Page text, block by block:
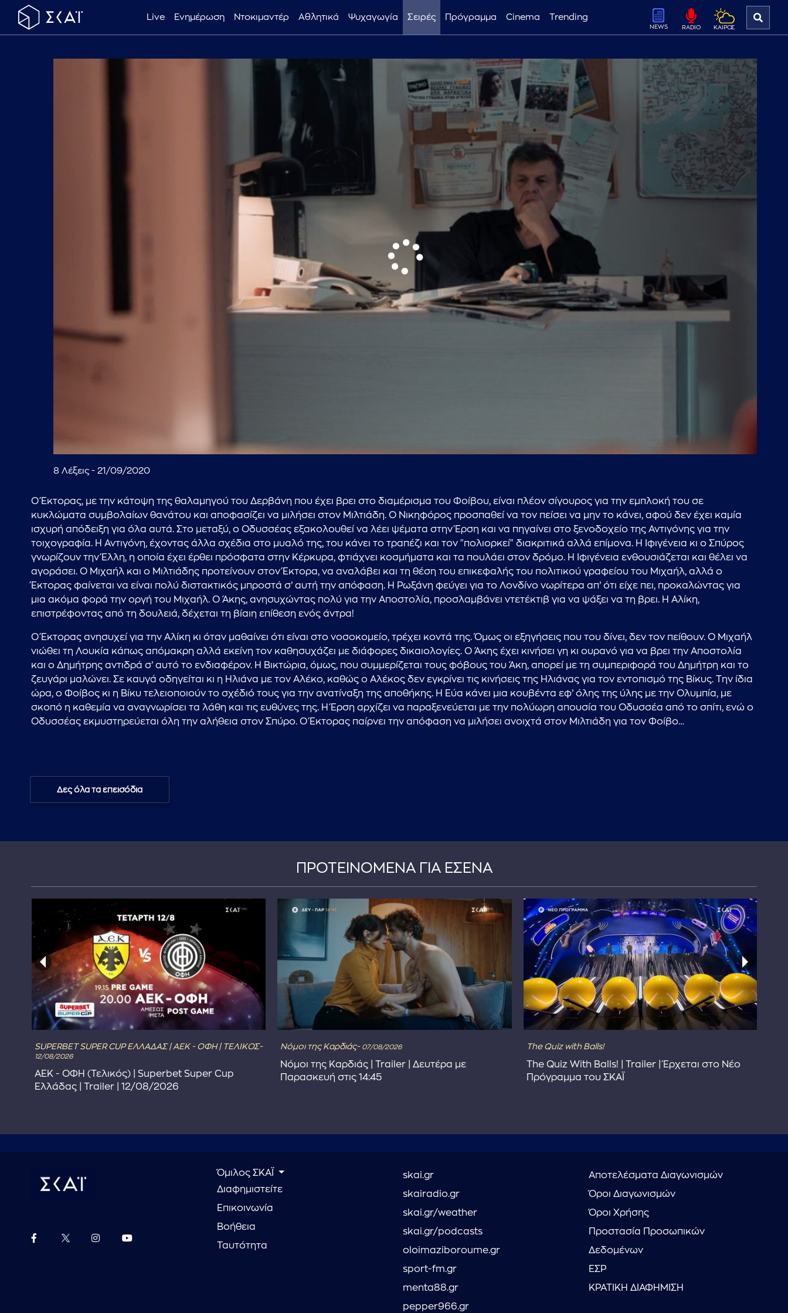
Live Ενημέρωση Ντοκιμαντέρ Αθλητικά Ψυχαγωγία Σειρές Πρόγραμμα Cinema Trending
NEWS RADIO ΚΑΙΡΟΣ
8 Λέξεις - 21/09/2020
Ο Έκτορας, με την κάτοψη της θαλαμηγού του Δερβάνη που έχει βρει στο διαμέρισμα του Φοίβου, είναι πλέον σίγουρος για την εμπλοκή του σε
κυκλώματα συμβολαίων θανάτου και αποφασίζει να μιλήσει στον Μιλτιάδη. Ο Νικηφόρος προσπαθεί να τον πείσει να μην το κάνει, αφού δεν έχει καμία
ισχυρή απόδειξη για όλα αυτά. Στο μεταξύ, ο Οδυσσέας εξακολουθεί να λέει ψέματα στην Έρση και να πηγαίνει στο ξενοδοχείο της Αντιγόνης για την
τοιχογραφία. Η Αντιγόνη, έχοντας άλλα σχέδια στο μυαλό της, του κάνει το τραπέζι και τον "πολιορκεί" διακριτικά αλλά επίμονα. Η Ιφιγένεια κι ο Σπύρος
γνωρίζουν την Έλλη, η οποία έχει έρθει πρόσφατα στην Κέρκυρα, φτιάχνει κοσμήματα και τα πουλάει στον δρόμο. Η Ιφιγένεια ενθουσιάζεται και θέλει να
αγοράσει. Ο Μιχαήλ και ο Μιλτιάδης προτείνουν στον Έκτορα, να αναλάβει και τη θέση του επικεφαλής του πολιτικού γραφείου του Μιχαήλ, αλλά ο
Έκτορας φαίνεται να είναι πολύ διστακτικός μπροστά σ’ αυτή την απόφαση. Η Ρωξάνη φεύγει για το Λονδίνο νωρίτερα απ’ ότι είχε πει, προκαλώντας για
μια ακόμα φορά την οργή του Μιχαήλ. Ο Άκης, ανησυχώντας πολύ για την Αποστολία, προσλαμβάνει ντετέκτιβ για να ψάξει να τη βρει. Η Αλίκη,
επιστρέφοντας από τη δουλειά, δέχεται τη βίαιη επίθεση ενός άντρα!
Ο Έκτορας ανησυχεί για την Αλίκη κι όταν μαθαίνει ότι είναι στο νοσοκομείο, τρέχει κοντά της. Όμως οι εξηγήσεις που του δίνει, δεν τον πείθουν. Ο Μιχαήλ
νιώθει τη Λουκία κάπως απόμακρη αλλά εκείνη τον καθησυχάζει με διάφορες δικαιολογίες. Ο Άκης έχει κινήσει γη κι ουρανό για να βρει την Αποστολία
και ο Δημήτρης αντιδρά σ’ αυτό το ενδιαφέρον. Η Βικτώρια, όμως, που συμμερίζεται τους φόβους του Άκη, απορεί με τη συμπεριφορά του Δημήτρη και το
ζευγάρι μαλώνει. Σε καυγά οδηγείται κι η Ηλιάνα με τον Αλέκο, καθώς ο Αλέκος δεν εγκρίνει τις κινήσεις της Ηλιάνας για τον εντοπισμό της Βίκυς. Την ίδια
ώρα, ο Φοίβος κι η Βίκυ τελειοποιούν το σχέδιό τους για την ανατίναξη της αποθήκης. Η Εύα κάνει μια κουβέντα εφ’ όλης της ύλης με την Ολυμπία, με
σκοπό η καθεμία να αναγνωρίσει τα λάθη και τις ευθύνες της. Η Έρση αρχίζει να παραξενεύεται με την πολύωρη απουσία του Οδυσσέα από το σπίτι, ενώ ο
Οδυσσέας εκμυστηρεύεται όλη την αλήθεια στον Σπύρο. Ο Έκτορας παίρνει την απόφαση να μιλήσει ανοιχτά στον Μιλτιάδη για τον Φοίβο…
Δες όλα τα επεισόδια
ΠΡΟΤΕΙΝΟΜΕΝΑ ΓΙΑ ΕΣΕΝΑ
SUPERBET SUPER CUP ΕΛΛΑΔΑΣ | ΑΕΚ - ΟΦΗ | ΤΕΛΙΚΟΣ-
12/08/2026
ΑΕΚ - ΟΦΗ (Τελικός) | Superbet Super Cup
Ελλάδας | Trailer | 12/08/2026
Νόμοι της Καρδιάς- 07/08/2026
Νόμοι της Καρδιάς | Trailer | Δευτέρα με
Παρασκευή στις 14:45
The Quiz with Balls!
The Quiz With Balls! | Trailer | Έρχεται στο Νέο
Πρόγραμμα του ΣΚΑΪ
Όμιλος ΣΚΑΪ
Διαφημιστείτε
Επικοινωνία
Βοήθεια
Ταυτότητα
skai.gr
skairadio.gr
skai.gr/weather
skai.gr/podcasts
oloimaziboroume.gr
sport-fm.gr
menta88.gr
pepper966.gr
Αποτελέσματα Διαγωνισμών
Όροι Διαγωνισμών
Όροι Χρήσης
Προστασία Προσωπικών
Δεδομένων
ΕΣΡ
ΚΡΑΤΙΚΗ ΔΙΑΦΗΜΙΣΗ